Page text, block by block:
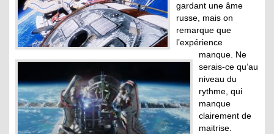
gardant une âme
russe, mais on
remarque que
l’expérience
manque. Ne
serais-ce qu’au
niveau du
rythme, qui
manque
clairement de
maitrise.